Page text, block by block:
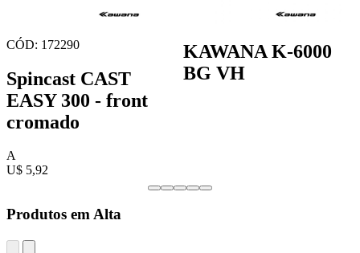
CÓD: 172290
Spincast CAST
EASY 300 - front
cromado
A
U$ 5,92
KAWANA K-6000
BG VH
Produtos em Alta